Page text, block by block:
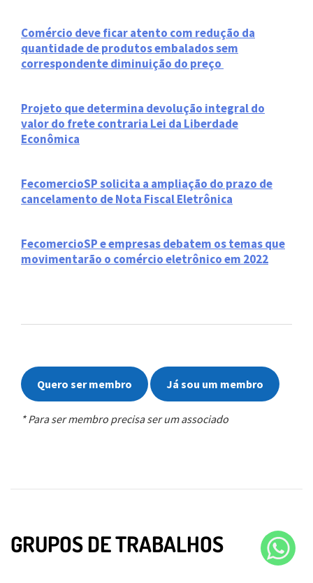
Comércio deve ficar atento com redução da
quantidade de produtos embalados sem
correspondente diminuição do preço
Projeto que determina devolução integral do
valor do frete contraria Lei da Liberdade
Econômica
FecomercioSP solicita a ampliação do prazo de
cancelamento de Nota Fiscal Eletrônica
FecomercioSP e empresas debatem os temas que
movimentarão o comércio eletrônico em 2022
Quero ser membro Já sou um membro
* Para ser membro precisa ser um associado
GRUPOS DE TRABALHOS